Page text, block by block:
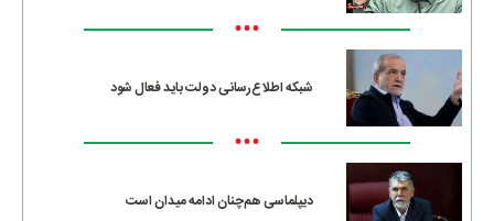
•••
شبکه اطلاع‌رسانی دولت باید فعال شود
•••
دیپلماسی هم‌چنان ادامه میدان است